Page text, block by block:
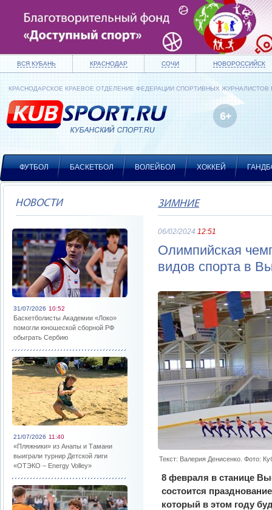
ВСЯ КУБАНЬ КРАСНОДАР СОЧИ НОВОРОССИЙСК
КРАСНОДАРСКОЕ КРАЕВОЕ ОТДЕЛЕНИЕ ФЕДЕРАЦИИ СПОРТИВНЫХ ЖУРНАЛИСТОВ
ФУТБОЛ БАСКЕТБОЛ ВОЛЕЙБОЛ ХОККЕЙ
НОВОСТИ
31/07/2026 10:52
Баскетболисты Академии «Локо»
помогли юношеской сборной РФ
обыграть Сербию
21/07/2026 11:40
«Пляжники» из Анапы и Тамани
выиграли турнир Детской лиги
«ОТЭКО – Energy Volley»
ЗИМНИЕ
06/02/2024 12:51
Олимпийская
видов спорта в
Текст: Валерия Денисенко. Фото:
8 февраля в станице
состоится
который в этом году